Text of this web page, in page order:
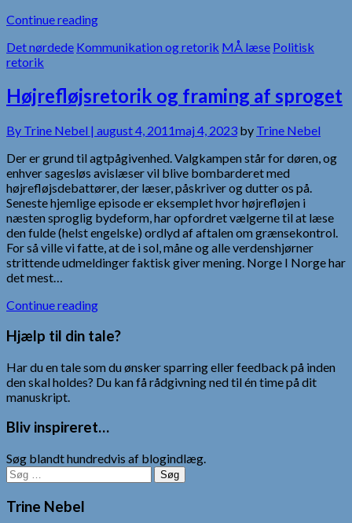
Continue reading
Det nørdede Kommunikation og retorik MÅ læse Politisk
retorik
Højrefløjsretorik og framing af sproget
By Trine Nebel | august 4, 2011maj 4, 2023 by Trine Nebel
Der er grund til agtpågivenhed. Valgkampen står for døren, og
enhver sagesløs avislæser vil blive bombarderet med
højrefløjsdebattører, der læser, påskriver og dutter os på.
Seneste hjemlige episode er eksemplet hvor højrefløjen i
næsten sproglig bydeform, har opfordret vælgerne til at læse
den fulde (helst engelske) ordlyd af aftalen om grænsekontrol.
For så ville vi fatte, at de i sol, måne og alle verdenshjørner
strittende udmeldinger faktisk giver mening. Norge I Norge har
det mest…
Continue reading
Hjælp til din tale?
Har du en tale som du ønsker sparring eller feedback på inden
den skal holdes? Du kan få rådgivning ned til én time på dit
manuskript.
Bliv inspireret…
Søg blandt hundredvis af blogindlæg.
Søg
efter:
Trine Nebel